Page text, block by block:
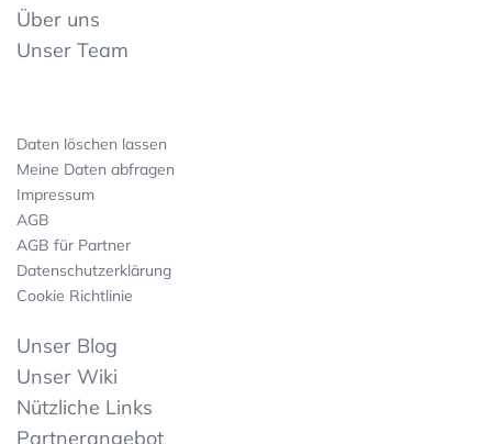
Über uns
Unser Team
Daten löschen lassen
Meine Daten abfragen
Impressum
AGB
AGB für Partner
Datenschutzerklärung
Cookie Richtlinie
Unser Blog
Unser Wiki
Nützliche Links
Partnerangebot